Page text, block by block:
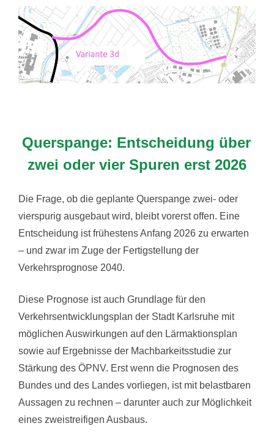
Querspange: Entscheidung über
zwei oder vier Spuren erst 2026
Die Frage, ob die geplante Querspange zwei- oder
vierspurig ausgebaut wird, bleibt vorerst offen. Eine
Entscheidung ist frühestens Anfang 2026 zu erwarten
– und zwar im Zuge der Fertigstellung der
Verkehrsprognose 2040.
Diese Prognose ist auch Grundlage für den
Verkehrsentwicklungsplan der Stadt Karlsruhe mit
möglichen Auswirkungen auf den Lärmaktionsplan
sowie auf Ergebnisse der Machbarkeitsstudie zur
Stärkung des ÖPNV. Erst wenn die Prognosen des
Bundes und des Landes vorliegen, ist mit belastbaren
Aussagen zu rechnen – darunter auch zur Möglichkeit
eines zweistreifigen Ausbaus.